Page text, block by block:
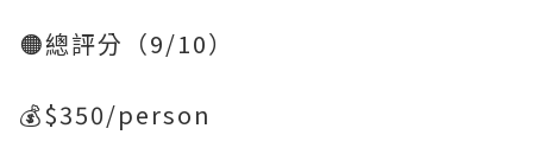
🟠總評分（9/10）
💰$350/person